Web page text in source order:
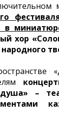
в
хор
–